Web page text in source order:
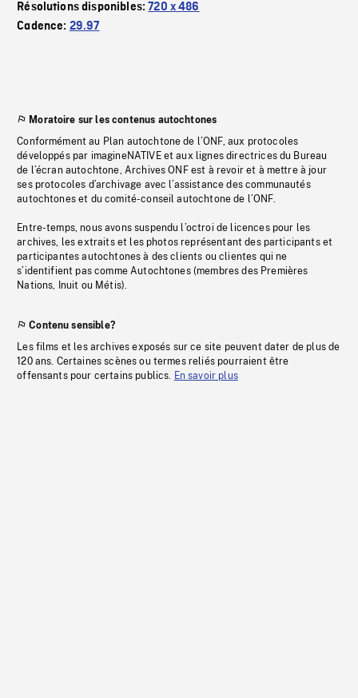
Résolutions disponibles:720 x 486
Cadence: 29.97
Moratoire sur les contenus autochtones
Conformément au Plan autochtone de l’ONF, aux protocoles
développés par imagineNATIVE et aux lignes directrices du Bureau
de l’écran autochtone, Archives ONF est à revoir et à mettre à jour
ses protocoles d’archivage avec l’assistance des communautés
autochtones et du comité-conseil autochtone de l’ONF.
Entre-temps, nous avons suspendu l’octroi de licences pour les
archives, les extraits et les photos représentant des participants et
participantes autochtones à des clients ou clientes qui ne
s’identifient pas comme Autochtones (membres des Premières
Nations, Inuit ou Métis).
Contenu sensible?
Les films et les archives exposés sur ce site peuvent dater de plus de
120 ans. Certaines scènes ou termes reliés pourraient être
offensants pour certains publics. En savoir plus